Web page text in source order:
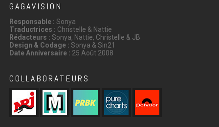
GAGAVISION
Responsable : Sonya
Traductrices : Christelle & Nattie
Rédacteurs : Sonya, Nattie, Christelle & JB
Design & Codage : Sonya & Sin21
Date Anniversaire : 25 Août 2008
COLLABORATEURS